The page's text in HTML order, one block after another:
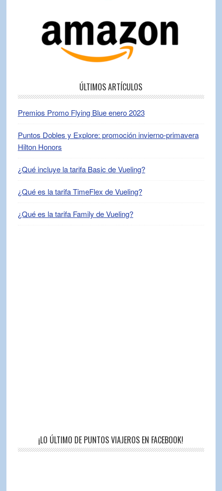
ÚLTIMOS ARTÍCULOS
Premios Promo Flying Blue enero 2023
Puntos Dobles y Explore: promoción invierno-primavera
Hilton Honors
¿Qué incluye la tarifa Basic de Vueling?
¿Qué es la tarifa TimeFlex de Vueling?
¿Qué es la tarifa Family de Vueling?
¡LO ÚLTIMO DE PUNTOS VIAJEROS EN FACEBOOK!